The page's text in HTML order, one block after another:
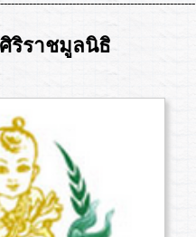
ริราชมูลนิธิ